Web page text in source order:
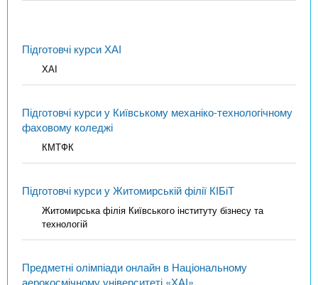
Підготовчі курси ХАІ
ХАІ
Підготовчі курси у Київському механіко-технологічному
фаховому коледжі
КМТФК
Підготовчі курси у Житомирській філії КІБіТ
Житомирська філія Київського інституту бізнесу та
технологій
Предметні олімпіади онлайн в Національному
аерокосмічному університеті «ХАІ»